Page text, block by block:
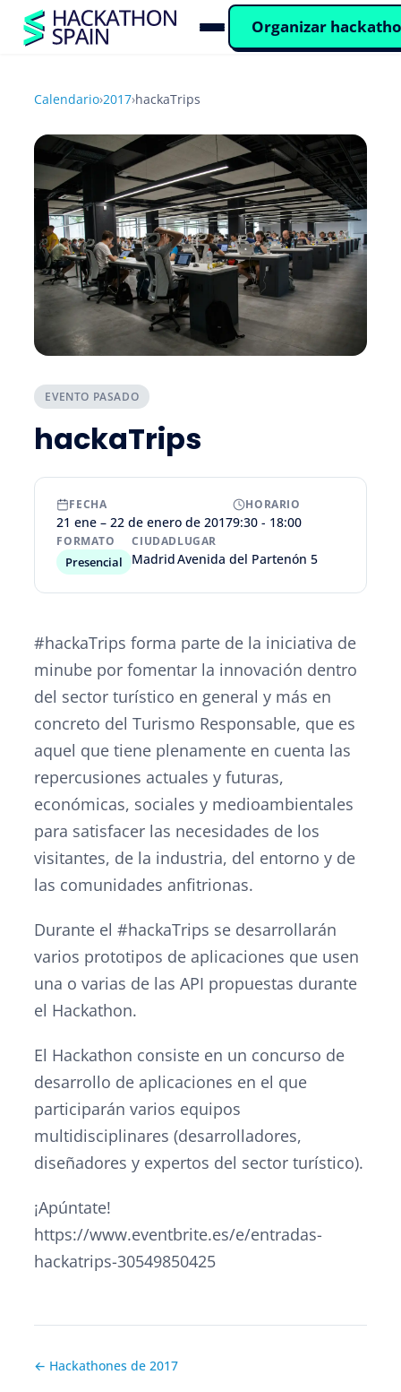
Organizar
Calendario›2017›hackaTrips
EVENTO PASADO
hackaTrips
FECHA
21 ene – 22 de enero de 2017
HORARIO
9:30 - 18:00
FORMATO
Presencial
CIUDAD
Madrid
LUGAR
Avenida del Partenón 5
#hackaTrips forma parte de la iniciativa de
minube por fomentar la innovación dentro
del sector turístico en general y más en
concreto del Turismo Responsable, que es
aquel que tiene plenamente en cuenta las
repercusiones actuales y futuras,
económicas, sociales y medioambientales
para satisfacer las necesidades de los
visitantes, de la industria, del entorno y de
las comunidades anfitrionas.
Durante el #hackaTrips se desarrollarán
varios prototipos de aplicaciones que usen
una o varias de las API propuestas durante
el Hackathon.
El Hackathon consiste en un concurso de
desarrollo de aplicaciones en el que
participarán varios equipos
multidisciplinares (desarrolladores,
diseñadores y expertos del sector turístico).
¡Apúntate!
https://www.eventbrite.es/e/entradas-
hackatrips-30549850425
← Hackathones de 2017